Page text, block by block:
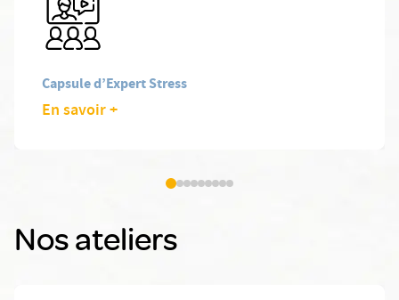
Capsule d’Expert Stress
En savoir +
Nos ateliers